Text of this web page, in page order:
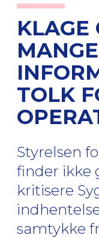
KLAGE
TOLK
Styrelsen
finder ikke
kritisere
samtykke